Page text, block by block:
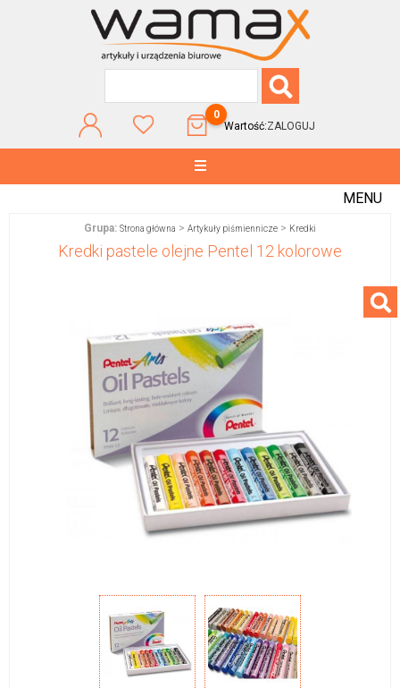
0
Wartość:ZALOGUJ
MENU
Grupa: Strona główna > Artykuły piśmiennicze > Kredki
Kredki pastele olejne Pentel 12 kolorowe